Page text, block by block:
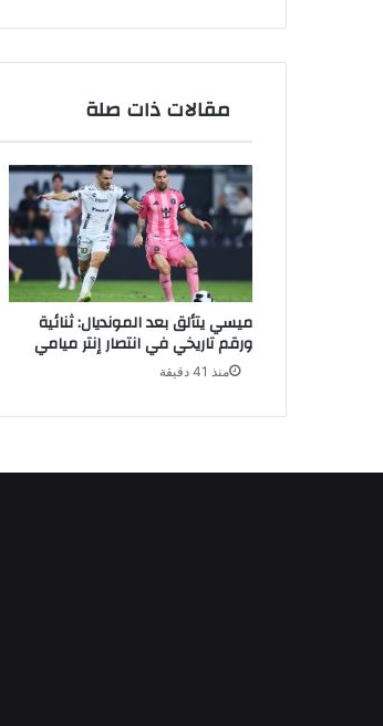
مقالات ذات صلة
ميسي يتألق بعد المونديال: ثنائية
ورقم تاريخي في انتصار إنتر ميامي
منذ 41 دقيقة